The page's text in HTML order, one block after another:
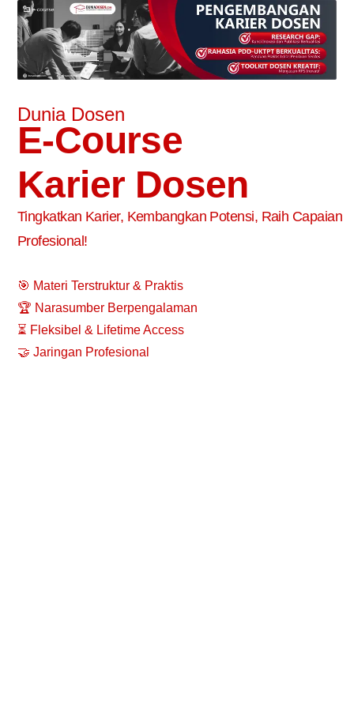
Dunia Dosen
E-Course
Karier Dosen
Tingkatkan Karier, Kembangkan Potensi, Raih Capaian
Profesional!
🎯 Materi Terstruktur & Praktis
🏆 Narasumber Berpengalaman
⏳ Fleksibel & Lifetime Access
🤝 Jaringan Profesional